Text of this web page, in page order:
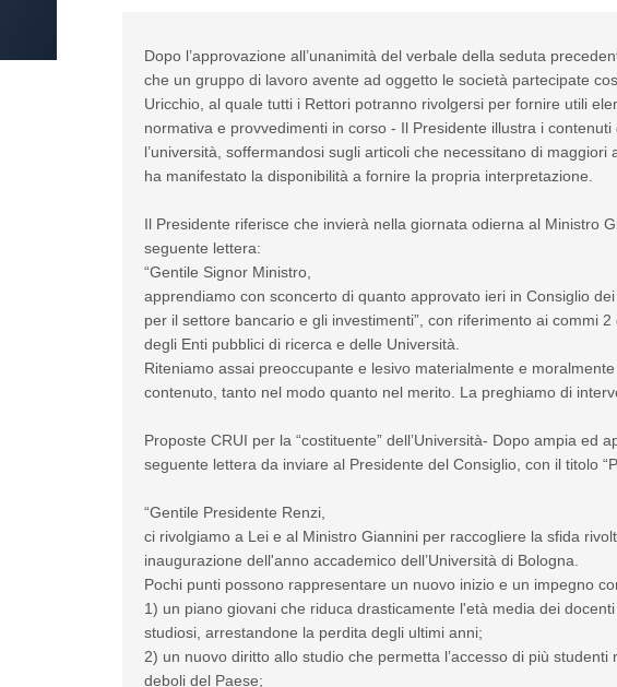
Dopo l’approvazione all’unanimità del verbale della seduta
che un gruppo di lavoro avente ad oggetto le società partecipate
Uricchio, al quale tutti i Rettori potranno rivolgersi per fornire utili
normativa e provvedimenti in corso - Il Presidente illustra i
l’università, soffermandosi sugli articoli che necessitano di
ha manifestato la disponibilità a fornire la propria interpretazione.
Il Presidente riferisce che invierà nella giornata odierna al Ministro
seguente lettera:
“Gentile Signor Ministro,
apprendiamo con sconcerto di quanto approvato ieri in Consiglio
per il settore bancario e gli investimenti”, con riferimento ai commi
degli Enti pubblici di ricerca e delle Università.
Riteniamo assai preoccupante e lesivo materialmente e
contenuto, tanto nel modo quanto nel merito. La preghiamo di
Proposte CRUI per la “costituente” dell’Università- Dopo ampia ed
seguente lettera da inviare al Presidente del Consiglio, con il titolo
“Gentile Presidente Renzi,
ci rivolgiamo a Lei e al Ministro Giannini per raccogliere la sfida
inaugurazione dell'anno accademico dell’Università di Bologna.
Pochi punti possono rappresentare un nuovo inizio e un impegno
1) un piano giovani che riduca drasticamente l'età media dei
studiosi, arrestandone la perdita degli ultimi anni;
2) un nuovo diritto allo studio che permetta l’accesso di più
deboli del Paese;